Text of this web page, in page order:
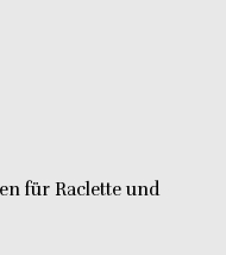
für Raclette und